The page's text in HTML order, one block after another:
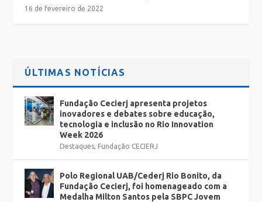
16 de fevereiro de 2022
ÚLTIMAS NOTÍCIAS
Fundação Cecierj apresenta projetos
inovadores e debates sobre educação,
tecnologia e inclusão no Rio Innovation
Week 2026
Destaques, Fundação CECIERJ
Polo Regional UAB/Cederj Rio Bonito, da
Fundação Cecierj, foi homenageado com a
Medalha Milton Santos pela SBPC Jovem